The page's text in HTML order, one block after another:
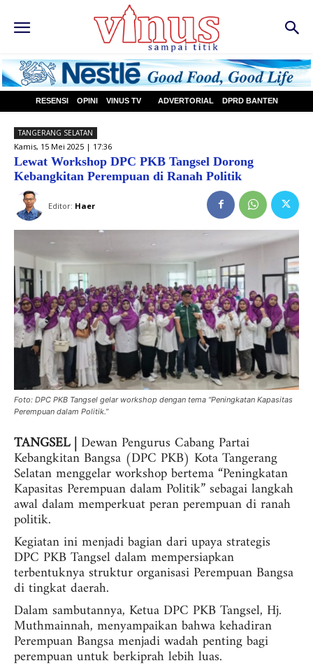
RESENSI OPINI VINUS TV ADVERTORIAL DPRD BANTEN
TANGERANG SELATAN
Kamis, 15 Mei 2025 | 17:36
Lewat Workshop DPC PKB Tangsel Dorong
Kebangkitan Perempuan di Ranah Politik
Editor: Haer
Foto: DPC PKB Tangsel gelar workshop dengan tema “Peningkatan Kapasitas
Perempuan dalam Politik.”
TANGSEL | Dewan Pengurus Cabang Partai
Kebangkitan Bangsa (DPC PKB) Kota Tangerang
Selatan menggelar workshop bertema “Peningkatan
Kapasitas Perempuan dalam Politik” sebagai langkah
awal dalam memperkuat peran perempuan di ranah
politik.
Kegiatan ini menjadi bagian dari upaya strategis
DPC PKB Tangsel dalam mempersiapkan
terbentuknya struktur organisasi Perempuan Bangsa
di tingkat daerah.
Dalam sambutannya, Ketua DPC PKB Tangsel, Hj.
Muthmainnah, menyampaikan bahwa kehadiran
Perempuan Bangsa menjadi wadah penting bagi
perempuan untuk berkiprah lebih luas.